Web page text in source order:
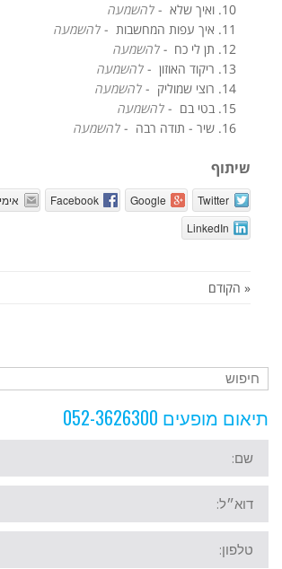
ואיך שלא - להשמעה
איך עפות המחשבות - להשמעה
תן לי כח - להשמעה
ריקוד האוזון - להשמעה
רוצי שמוליק - להשמעה
בטי בם - להשמעה
שיר - תודה רבה - להשמעה
שיתוף
Twitter
Google
Facebook
LinkedIn
« הקודם
תיאום מופעים 052-3626300